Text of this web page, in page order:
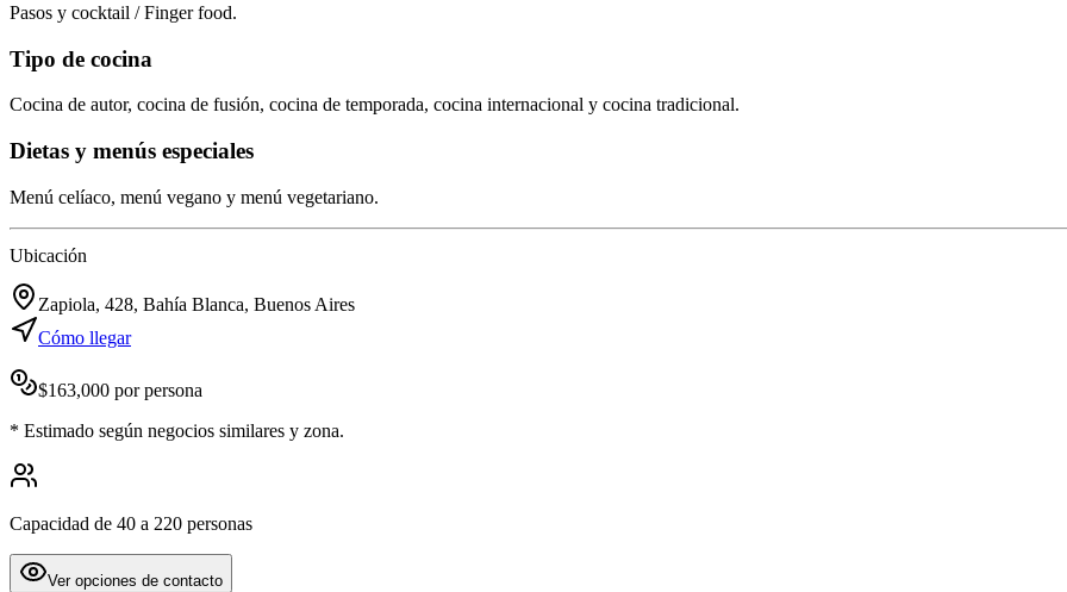
Pasos y cocktail / Finger food.
Tipo de cocina
Cocina de autor, cocina de fusión, cocina de temporada, cocina internacional y cocina tradicional.
Dietas y menús especiales
Menú celíaco, menú vegano y menú vegetariano.
Ubicación
Zapiola, 428, Bahía Blanca, Buenos Aires
Cómo llegar
$163,000 por persona
* Estimado según negocios similares y zona.
Capacidad de 40 a 220 personas
Ver opciones de contacto